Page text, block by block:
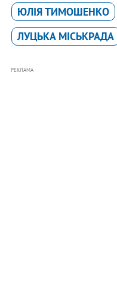
ЮЛІЯ ТИМОШЕНКО
ЛУЦЬКА МІСЬКРАДА
РЕКЛАМА